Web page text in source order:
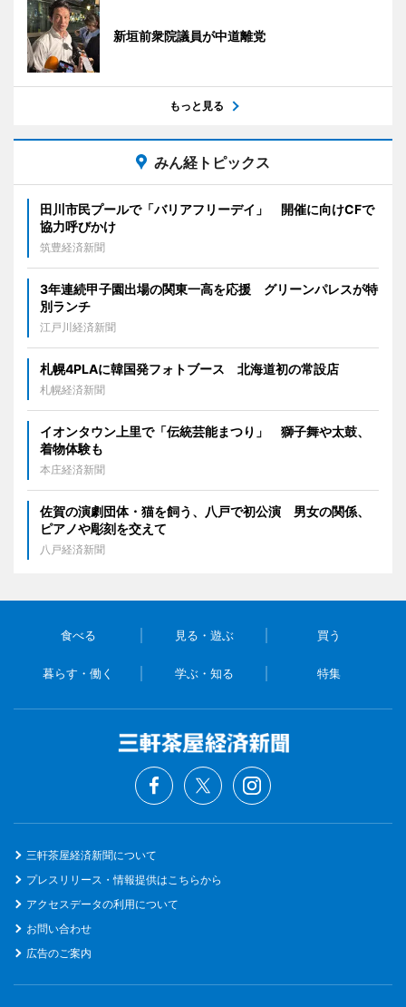
新垣前衆院議員が中道離党
もっと見る
みん経トピックス
田川市民プールで「バリアフリーデイ」 開催に向けCFで
協力呼びかけ
筑豊経済新聞
3年連続甲子園出場の関東一高を応援 グリーンパレスが特
別ランチ
江戸川経済新聞
札幌4PLAに韓国発フォトブース 北海道初の常設店
札幌経済新聞
イオンタウン上里で「伝統芸能まつり」 獅子舞や太鼓、
着物体験も
本庄経済新聞
佐賀の演劇団体・猫を飼う、八戸で初公演 男女の関係、
ピアノや彫刻を交えて
八戸経済新聞
食べる 見る・遊ぶ 買う
暮らす・働く 学ぶ・知る 特集
三軒茶屋経済新聞について
プレスリリース・情報提供はこちらから
アクセスデータの利用について
お問い合わせ
広告のご案内